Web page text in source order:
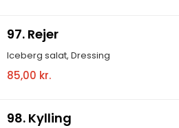
97. Rejer
Iceberg salat, Dressing
85,00 kr.
98. Kylling